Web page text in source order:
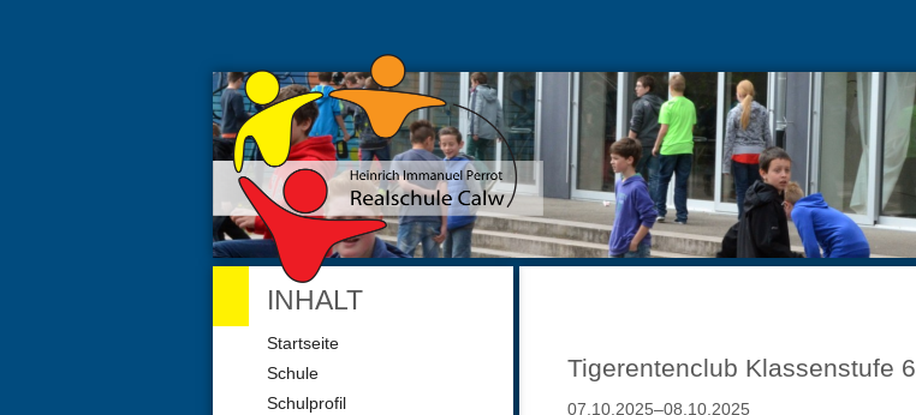
Tigerentenclub Klassenstufe 6
07.10.2025–08.10.2025
INHALT
Navigation
Startseite
Schule
Schulprofil